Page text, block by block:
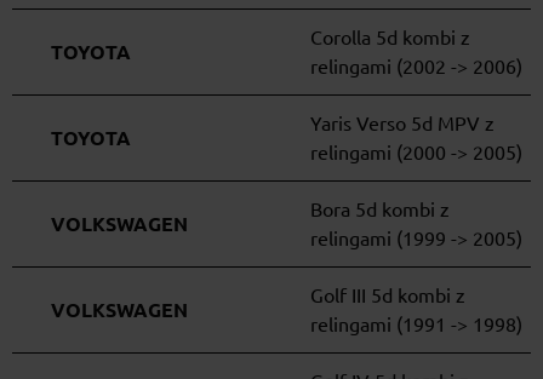
TOYOTA
Corolla 5d kombi z
relingami (2002 -> 2006)
TOYOTA
Yaris Verso 5d MPV z
relingami (2000 -> 2005)
VOLKSWAGEN
Bora 5d kombi z
relingami (1999 -> 2005)
VOLKSWAGEN
Golf III 5d kombi z
relingami (1991 -> 1998)